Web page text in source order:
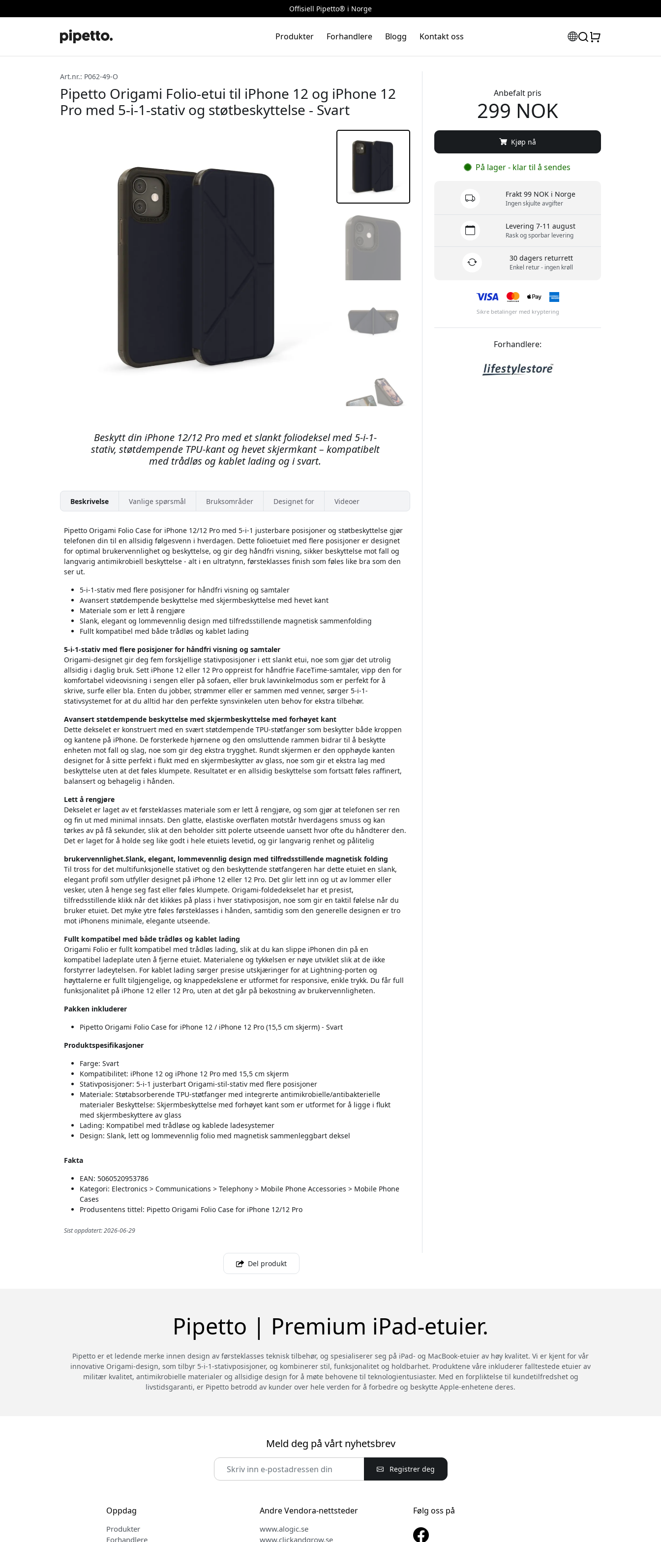
Offisiell Pipetto® i Norge
Produkter Forhandlere Blogg Kontakt oss
Art.nr.: P062-49-O
Pipetto Origami Folio-etui til iPhone 12 og iPhone 12
Pro med 5-i-1-stativ og støtbeskyttelse - Svart
Beskytt din iPhone 12/12 Pro med et slankt foliodeksel med 5-i-1-
stativ, støtdempende TPU-kant og hevet skjermkant – kompatibelt
med trådløs og kablet lading og i svart.
Beskrivelse Vanlige spørsmål Bruksområder Designet for Videoer
Pipetto Origami Folio Case for iPhone 12/12 Pro med 5-i-1 justerbare posisjoner og støtbeskyttelse gjør
telefonen din til en allsidig følgesvenn i hverdagen. Dette folioetuiet med flere posisjoner er designet
for optimal brukervennlighet og beskyttelse, og gir deg håndfri visning, sikker beskyttelse mot fall og
langvarig antimikrobiell beskyttelse - alt i en ultratynn, førsteklasses finish som føles like bra som den
ser ut.
5-i-1-stativ med flere posisjoner for håndfri visning og samtaler
Avansert støtdempende beskyttelse med skjermbeskyttelse med hevet kant
Materiale som er lett å rengjøre
Slank, elegant og lommevennlig design med tilfredsstillende magnetisk sammenfolding
Fullt kompatibel med både trådløs og kablet lading
5-i-1-stativ med flere posisjoner for håndfri visning og samtaler
Origami-designet gir deg fem forskjellige stativposisjoner i ett slankt etui, noe som gjør det utrolig
allsidig i daglig bruk. Sett iPhone 12 eller 12 Pro oppreist for håndfrie FaceTime-samtaler, vipp den for
komfortabel videovisning i sengen eller på sofaen, eller bruk lavvinkelmodus som er perfekt for å
skrive, surfe eller bla. Enten du jobber, strømmer eller er sammen med venner, sørger 5-i-1-
stativsystemet for at du alltid har den perfekte synsvinkelen uten behov for ekstra tilbehør.
Avansert støtdempende beskyttelse med skjermbeskyttelse med forhøyet kant
Dette dekselet er konstruert med en svært støtdempende TPU-støtfanger som beskytter både kroppen
og kantene på iPhone. De forsterkede hjørnene og den omsluttende rammen bidrar til å beskytte
enheten mot fall og slag, noe som gir deg ekstra trygghet. Rundt skjermen er den opphøyde kanten
designet for å sitte perfekt i flukt med en skjermbeskytter av glass, noe som gir et ekstra lag med
beskyttelse uten at det føles klumpete. Resultatet er en allsidig beskyttelse som fortsatt føles raffinert,
balansert og behagelig i hånden.
Lett å rengjøre
Dekselet er laget av et førsteklasses materiale som er lett å rengjøre, og som gjør at telefonen ser ren
og fin ut med minimal innsats. Den glatte, elastiske overflaten motstår hverdagens smuss og kan
tørkes av på få sekunder, slik at den beholder sitt polerte utseende uansett hvor ofte du håndterer den.
Det er laget for å holde seg like godt i hele etuiets levetid, og gir langvarig renhet og pålitelig
brukervennlighet.Slank, elegant, lommevennlig design med tilfredsstillende magnetisk folding
Til tross for det multifunksjonelle stativet og den beskyttende støtfangeren har dette etuiet en slank,
elegant profil som utfyller designet på iPhone 12 eller 12 Pro. Det glir lett inn og ut av lommer eller
vesker, uten å henge seg fast eller føles klumpete. Origami-foldedekselet har et presist,
tilfredsstillende klikk når det klikkes på plass i hver stativposisjon, noe som gir en taktil følelse når du
bruker etuiet. Det myke ytre føles førsteklasses i hånden, samtidig som den generelle designen er tro
mot iPhonens minimale, elegante utseende.
Fullt kompatibel med både trådløs og kablet lading
Origami Folio er fullt kompatibel med trådløs lading, slik at du kan slippe iPhonen din på en
kompatibel ladeplate uten å fjerne etuiet. Materialene og tykkelsen er nøye utviklet slik at de ikke
forstyrrer ladeytelsen. For kablet lading sørger presise utskjæringer for at Lightning-porten og
høyttalerne er fullt tilgjengelige, og knappedekslene er utformet for responsive, enkle trykk. Du får full
funksjonalitet på iPhone 12 eller 12 Pro, uten at det går på bekostning av brukervennligheten.
Pakken inkluderer
Pipetto Origami Folio Case for iPhone 12 / iPhone 12 Pro (15,5 cm skjerm) - Svart
Produktspesifikasjoner
Farge: Svart
Kompatibilitet: iPhone 12 og iPhone 12 Pro med 15,5 cm skjerm
Stativposisjoner: 5-i-1 justerbart Origami-stil-stativ med flere posisjoner
Materiale: Støtabsorberende TPU-støtfanger med integrerte antimikrobielle/antibakterielle
materialer Beskyttelse: Skjermbeskyttelse med forhøyet kant som er utformet for å ligge i flukt
med skjermbeskyttere av glass
Lading: Kompatibel med trådløse og kablede ladesystemer
Design: Slank, lett og lommevennlig folio med magnetisk sammenleggbart deksel
Fakta
EAN: 5060520953786
Kategori: Electronics > Communications > Telephony > Mobile Phone Accessories > Mobile Phone
Cases
Produsentens tittel: Pipetto Origami Folio Case for iPhone 12/12 Pro
Sist oppdatert: 2026-06-29
Anbefalt pris
299 NOK
Kjøp nå
På lager - klar til å sendes
Frakt 99 NOK i Norge
Ingen skjulte avgifter
Levering 7-11 august
Rask og sporbar levering
30 dagers returrett
Enkel retur - ingen krøll
Sikre betalinger med kryptering
Forhandlere:
Del produkt
Pipetto | Premium iPad-etuier.
Pipetto er et ledende merke innen design av førsteklasses teknisk tilbehør, og spesialiserer seg på iPad- og MacBook-etuier av høy kvalitet. Vi er kjent for vår
innovative Origami-design, som tilbyr 5-i-1-stativposisjoner, og kombinerer stil, funksjonalitet og holdbarhet. Produktene våre inkluderer falltestede etuier av
militær kvalitet, antimikrobielle materialer og allsidige design for å møte behovene til teknologientusiaster. Med en forpliktelse til kundetilfredshet og
livstidsgaranti, er Pipetto betrodd av kunder over hele verden for å forbedre og beskytte Apple-enhetene deres.
Meld deg på vårt nyhetsbrev
Registrer deg
Oppdag
Produkter
Forhandlere
Andre Vendora-nettsteder
www.alogic.se
www.clickandgrow.se
Følg oss på